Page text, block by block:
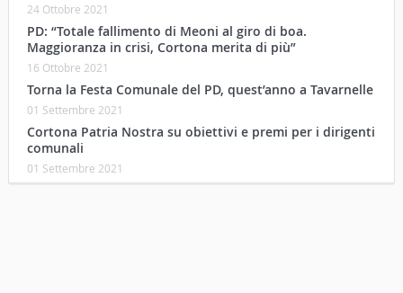
24 Ottobre 2021
PD: “Totale fallimento di Meoni al giro di boa.
Maggioranza in crisi, Cortona merita di più”
16 Ottobre 2021
Torna la Festa Comunale del PD, quest’anno a Tavarnelle
01 Settembre 2021
Cortona Patria Nostra su obiettivi e premi per i dirigenti
comunali
01 Settembre 2021